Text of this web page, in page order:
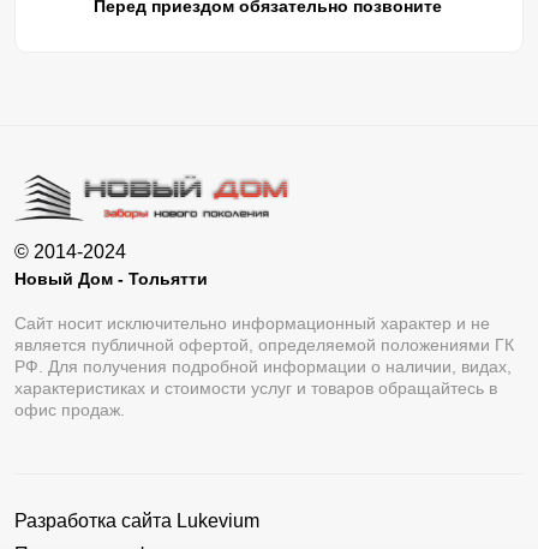
Перед приездом обязательно позвоните
© 2014-2024
Новый Дом - Тольятти
Сайт носит исключительно информационный характер и не
является публичной офертой, определяемой положениями ГК
РФ. Для получения подробной информации о наличии, видах,
характеристиках и стоимости услуг и товаров обращайтесь в
офис продаж.
Разработка сайта Lukevium